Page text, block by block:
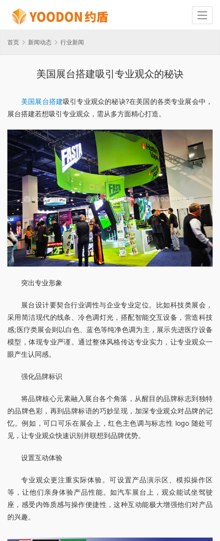
首页 新闻动态 行业新闻
美国展台搭建吸引专业观众的秘诀
美国展台搭建吸引专业观众的秘诀?在美国的各类专业展会中，
展台搭建若想吸引专业观众，需从多方面精心打造。
突出专业形象
展台设计要契合行业调性与企业专业定位。比如科技类展会，
采用简洁现代的线条、冷色调灯光，搭配智能交互设备，营造科技
感;医疗类展会则以白色、蓝色等纯净色调为主，展示先进医疗设备
模型，体现专业严谨。通过整体风格传达专业实力，让专业观众一
眼产生认同感。
强化品牌标识
将品牌核心元素融入展台各个角落，从醒目的品牌标志到独特
的品牌色彩，再到品牌标语的巧妙呈现，加深专业观众对品牌的记
忆。例如，可口可乐在展会上，红色主色调与标志性 logo 随处可
见，让专业观众快速识别并联想到品牌优势。
设置互动体验
专业观众更注重实际体验。可设置产品演示区、模拟操作区
等，让他们亲身体验产品性能。如汽车展台上，观众能试坐驾驶
座，感受内饰质感与操作便捷性，这种互动能极大增强他们对产品
的兴趣。